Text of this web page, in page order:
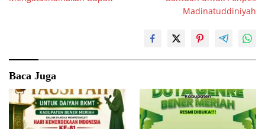
Madinatuddiniyah
Baca Juga